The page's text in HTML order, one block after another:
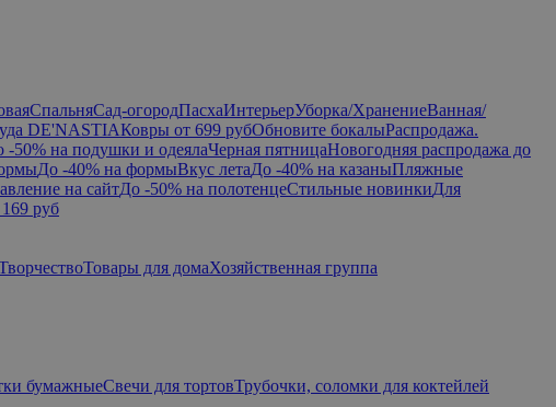
СпальняСад-огородПасхаИнтерьерУборка/ХранениеВанная/
DE'NASTIAКовры от 699 рубОбновите бокалыРаспродажа.
-50% на подушки и одеялаЧерная пятницаНовогодняя распродажа до
До -40% на формыВкус летаДо -40% на казаныПляжные
на сайтДо -50% на полотенцеСтильные новинкиДля
руб
Товары для домаХозяйственная группа
бумажныеСвечи для тортовТрубочки, соломки для коктейлей